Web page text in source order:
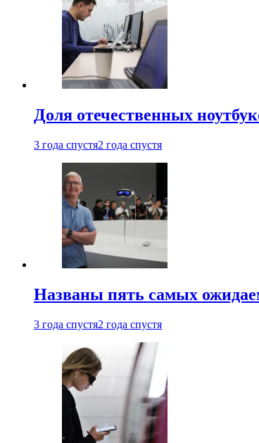
Доля отечественных
3 года спустя2 года спустя
Названы пять самых
3 года спустя2 года спустя